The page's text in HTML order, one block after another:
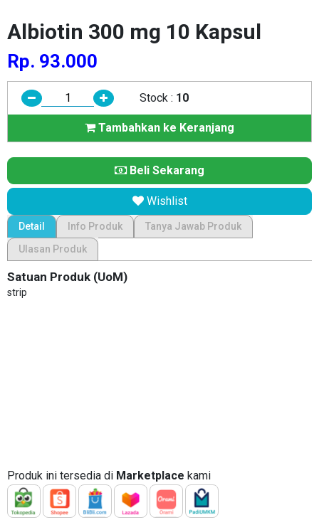
Albiotin 300 mg 10 Kapsul
Rp. 93.000
Stock : 10
Tambahkan ke Keranjang
Beli Sekarang
Wishlist
Detail Info Produk
Tanya Jawab Produk
Ulasan Produk
Satuan Produk (UoM)
strip
Produk ini tersedia di Marketplace kami